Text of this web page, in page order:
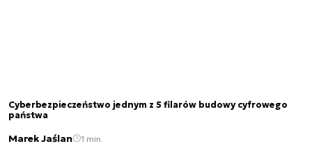
Cyberbezpieczeństwo jednym z 5 filarów budowy cyfrowego
państwa
Marek Jaślan 1 min.